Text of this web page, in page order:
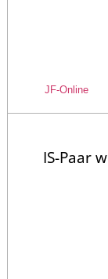
JF-Online
IS-Paar